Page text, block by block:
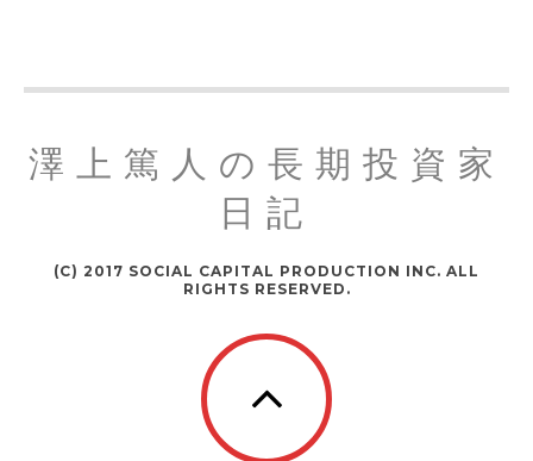
澤上篤人の長期投資家
日記
(C) 2017 SOCIAL CAPITAL PRODUCTION INC. ALL
RIGHTS RESERVED.